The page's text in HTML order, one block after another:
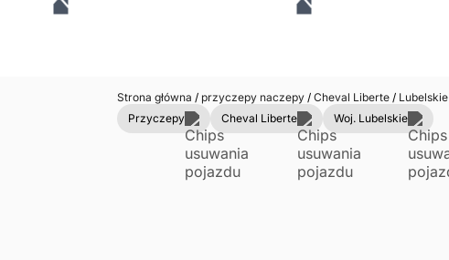
Strona główna /przyczepy naczepy /Cheval Liberte /Lubelskie
Przyczepy
Cheval Liberte Woj. Lubelskie